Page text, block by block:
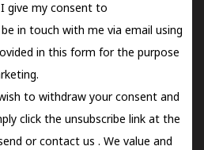
give my consent to
in touch with me via email using
in this form for the purpose
to withdraw your consent and
click the unsubscribe link at the
orcontact us . We value and